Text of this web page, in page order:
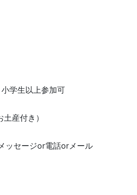
学生以上参加可
産付き）
ッセージor電話orメール